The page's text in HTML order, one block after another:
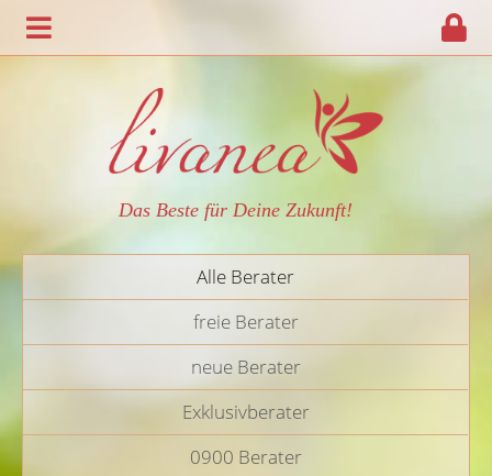
Das Beste für Deine Zukunft!
Alle Berater
freie Berater
neue Berater
Exklusivberater
0900 Berater